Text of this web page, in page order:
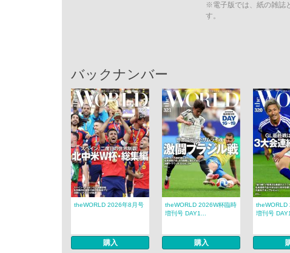
※電子版では、紙の雑誌
す。
バックナンバー
theWORLD 2026年8月号
購入
theWORLD 2026W杯臨時
増刊号 DAY1...
購入
theWORLD
増刊号